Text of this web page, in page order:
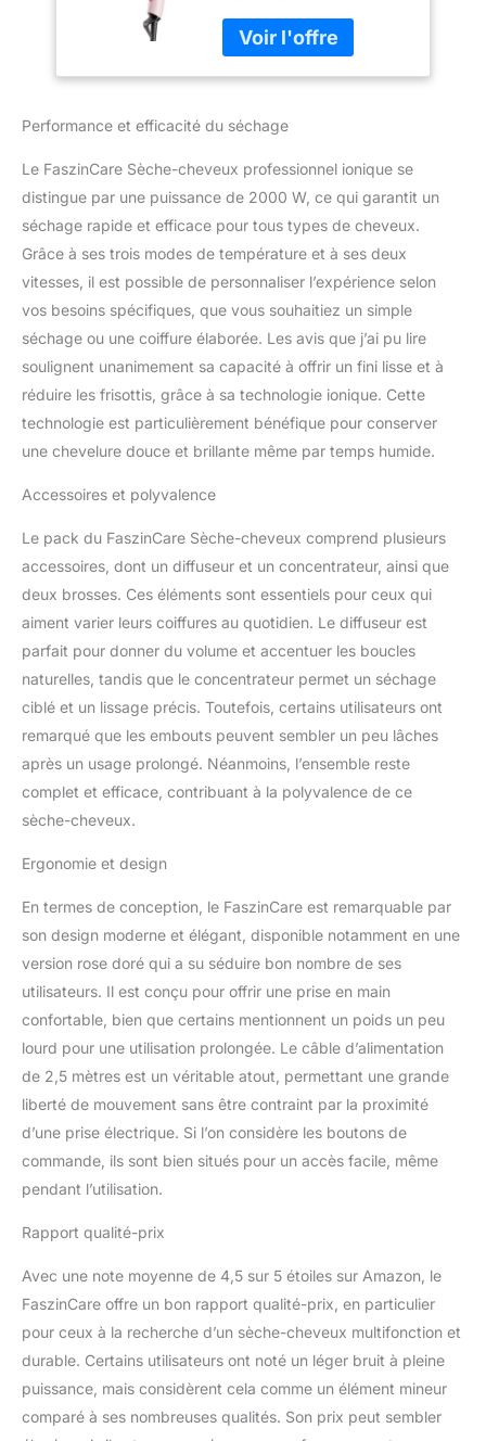
ionique, diffuseur et
concentrateur,
sèche-cheveux à 2
réglages de chaleur
Performance et efficacité du séchage
Le FaszinCare Sèche-cheveux professionnel ionique se
distingue par une puissance de 2000 W, ce qui garantit un
séchage rapide et efficace pour tous types de cheveux.
Grâce à ses trois modes de température et à ses deux
vitesses, il est possible de personnaliser l’expérience selon
vos besoins spécifiques, que vous souhaitiez un simple
séchage ou une coiffure élaborée. Les avis que j’ai pu lire
soulignent unanimement sa capacité à offrir un fini lisse et à
réduire les frisottis, grâce à sa technologie ionique. Cette
technologie est particulièrement bénéfique pour conserver
une chevelure douce et brillante même par temps humide.
Accessoires et polyvalence
Le pack du FaszinCare Sèche-cheveux comprend plusieurs
accessoires, dont un diffuseur et un concentrateur, ainsi que
deux brosses. Ces éléments sont essentiels pour ceux qui
aiment varier leurs coiffures au quotidien. Le diffuseur est
parfait pour donner du volume et accentuer les boucles
naturelles, tandis que le concentrateur permet un séchage
ciblé et un lissage précis. Toutefois, certains utilisateurs ont
remarqué que les embouts peuvent sembler un peu lâches
après un usage prolongé. Néanmoins, l’ensemble reste
complet et efficace, contribuant à la polyvalence de ce
sèche-cheveux.
Ergonomie et design
En termes de conception, le FaszinCare est remarquable par
son design moderne et élégant, disponible notamment en une
version rose doré qui a su séduire bon nombre de ses
utilisateurs. Il est conçu pour offrir une prise en main
confortable, bien que certains mentionnent un poids un peu
lourd pour une utilisation prolongée. Le câble d’alimentation
de 2,5 mètres est un véritable atout, permettant une grande
liberté de mouvement sans être contraint par la proximité
d’une prise électrique. Si l’on considère les boutons de
commande, ils sont bien situés pour un accès facile, même
pendant l’utilisation.
Rapport qualité-prix
Avec une note moyenne de 4,5 sur 5 étoiles sur Amazon, le
FaszinCare offre un bon rapport qualité-prix, en particulier
pour ceux à la recherche d’un sèche-cheveux multifonction et
durable. Certains utilisateurs ont noté un léger bruit à pleine
puissance, mais considèrent cela comme un élément mineur
comparé à ses nombreuses qualités. Son prix peut sembler